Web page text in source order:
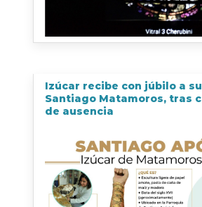
Izúcar recibe con júbilo a
Santiago Matamoros, tras
de ausencia